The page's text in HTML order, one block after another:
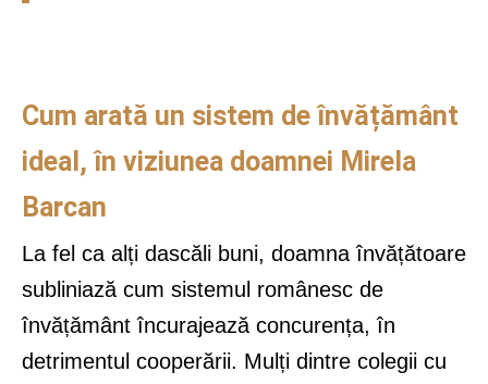
Cum arată un sistem de învățământ
ideal, în viziunea doamnei Mirela
Barcan
La fel ca alți dascăli buni, doamna învățătoare
subliniază cum sistemul românesc de
învățământ încurajează concurența, în
detrimentul cooperării. Mulți dintre colegii cu